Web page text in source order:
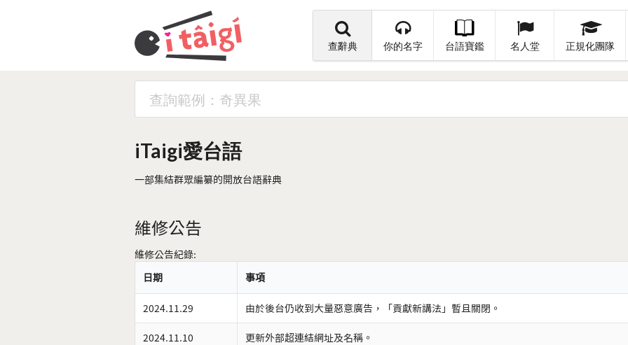
查辭典 你的名字 台語寶鑑 名人堂 正規化團隊
iTaigi愛台語
一部集結群眾編纂的開放台語辭典
維修公告
維修公告紀錄:
日期
事項
2024.11.29 由於後台仍收到大量惡意廣告，「貢獻新講法」暫且關閉。
2024.11.10 更新外部超連結網址及名稱。